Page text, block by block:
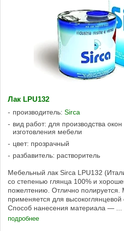
Лак LPU132
производитель: Sirca
вид работ: для производства
изготовления мебели
цвет: прозрачный
разбавитель: растворитель
Мебельный лак Sirca LPU132
со степенью глянца 100% и
пожелтению. Отлично
применяется для высокоглянцевой
Способ нанесения материала — ...
подробнее